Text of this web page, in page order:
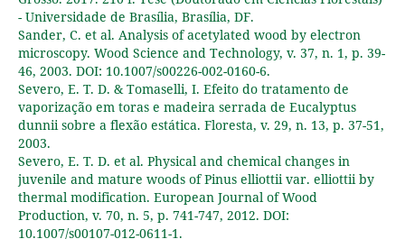
- Universidade de Brasília, Brasília, DF.
Sander, C. et al. Analysis of acetylated wood by electron
microscopy. Wood Science and Technology, v. 37, n. 1, p. 39-
46, 2003. DOI: 10.1007/s00226-002-0160-6.
Severo, E. T. D. & Tomaselli, I. Efeito do tratamento de
vaporização em toras e madeira serrada de Eucalyptus
dunnii sobre a flexão estática. Floresta, v. 29, n. 13, p. 37-51,
2003.
Severo, E. T. D. et al. Physical and chemical changes in
juvenile and mature woods of Pinus elliottii var. elliottii by
thermal modification. European Journal of Wood
Production, v. 70, n. 5, p. 741-747, 2012. DOI:
10.1007/s00107-012-0611-1.